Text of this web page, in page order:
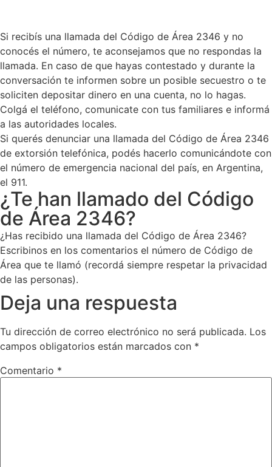
Si recibís una llamada del Código de Área 2346 y no
conocés el número, te aconsejamos que no respondas la
llamada. En caso de que hayas contestado y durante la
conversación te informen sobre un posible secuestro o te
soliciten depositar dinero en una cuenta, no lo hagas.
Colgá el teléfono, comunicate con tus familiares e informá
a las autoridades locales.
Si querés denunciar una llamada del Código de Área 2346
de extorsión telefónica, podés hacerlo comunicándote con
el número de emergencia nacional del país, en Argentina,
el 911.
¿Te han llamado del Código
de Área 2346?
¿Has recibido una llamada del Código de Área 2346?
Escribinos en los comentarios el número de Código de
Área que te llamó (recordá siempre respetar la privacidad
de las personas).
Deja una respuesta
Tu dirección de correo electrónico no será publicada. Los
campos obligatorios están marcados con *
Comentario *